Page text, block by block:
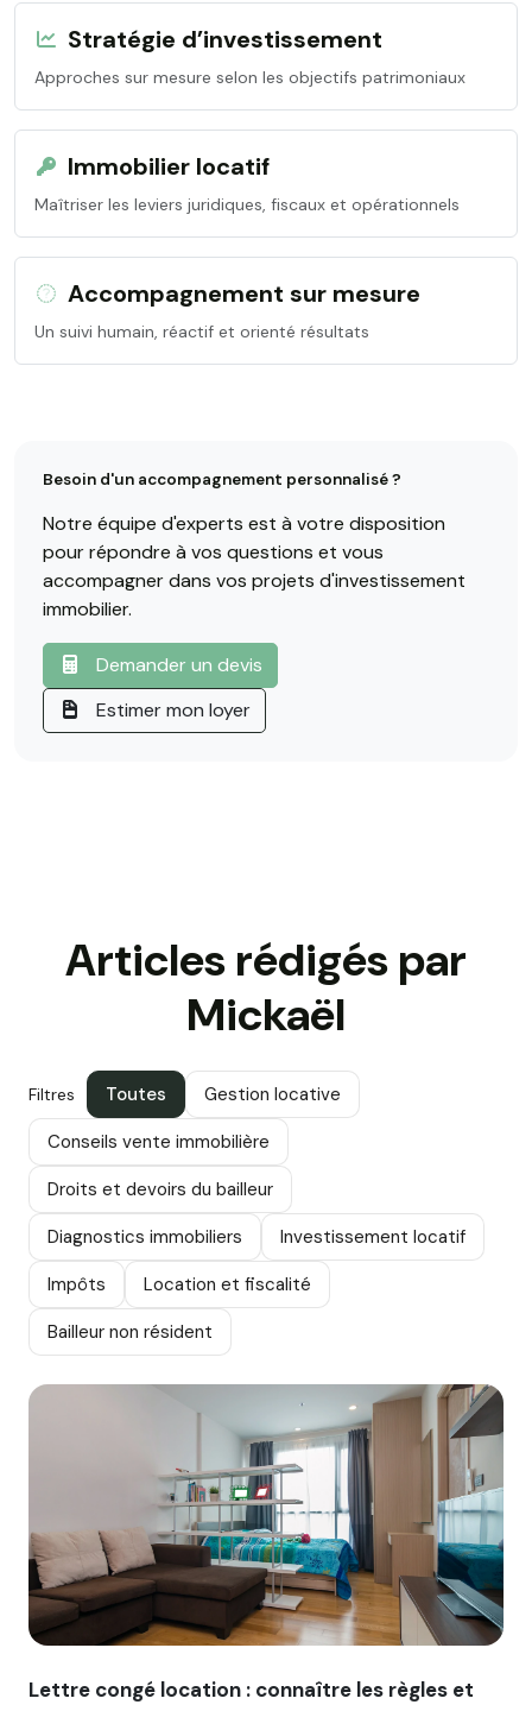
Stratégie d’investissement
Approches sur mesure selon les objectifs patrimoniaux
Immobilier locatif
Maîtriser les leviers juridiques, fiscaux et opérationnels
Accompagnement sur mesure
Un suivi humain, réactif et orienté résultats
Besoin d'un accompagnement personnalisé ?
Notre équipe d'experts est à votre disposition
pour répondre à vos questions et vous
accompagner dans vos projets d'investissement
immobilier.
Demander un devis
Estimer mon loyer
Articles rédigés par
Mickaël
Filtres Toutes
Gestion locative
Conseils vente immobilière
Droits et devoirs du bailleur
Diagnostics immobiliers
Investissement locatif
Impôts
Location et fiscalité
Bailleur non résident
Image illustrant l'article "Lettre congé location : connaître
Lettre congé location : connaître les règles et